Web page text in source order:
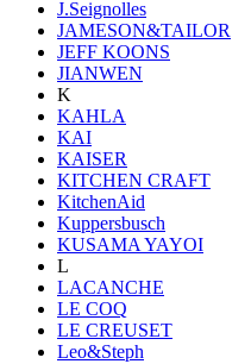
J.Seignolles
JAMESON&TAILOR
JEFF KOONS
JIANWEN
K
KAHLA
KAI
KAISER
KITCHEN CRAFT
KitchenAid
Kuppersbusch
KUSAMA YAYOI
L
LACANCHE
LE COQ
LE CREUSET
Leo&Steph